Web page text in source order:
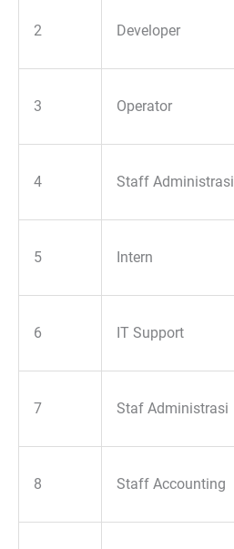
2 Developer
3 Operator
4 Staff Administrasi
5 Intern
6 IT Support
7 Staf Administrasi
8 Staff Accounting